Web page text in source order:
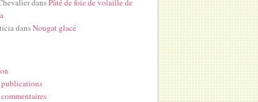
dansPâté de foie de volaille de
dansNougat glacé
publications